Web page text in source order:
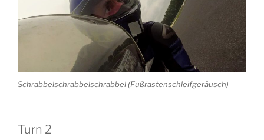
Schrabbelschrabbelschrabbel (Fußrastenschleifgeräusch)
Turn 2